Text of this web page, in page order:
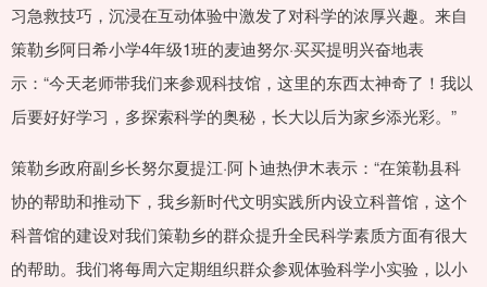
习急救技巧，沉浸在互动体验中激发了对科学的浓厚兴趣。来自
策勒乡阿日希小学4年级1班的麦迪努尔·买买提明兴奋地表
示：“今天老师带我们来参观科技馆，这里的东西太神奇了！我以
后要好好学习，多探索科学的奥秘，长大以后为家乡添光彩。”
策勒乡政府副乡长努尔夏提江·阿卜迪热伊木表示：“在策勒县科
协的帮助和推动下，我乡新时代文明实践所内设立科普馆，这个
科普馆的建设对我们策勒乡的群众提升全民科学素质方面有很大
的帮助。我们将每周六定期组织群众参观体验科学小实验，以小